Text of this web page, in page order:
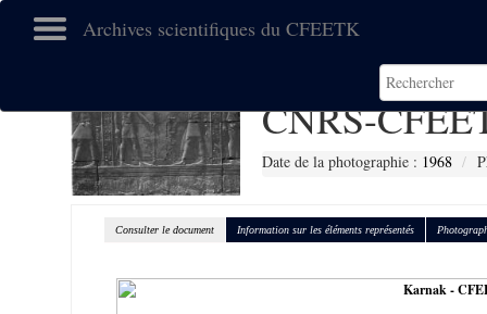
Archives scientifiques du CFEETK
CNRS-
Date de la photographie : 1968
Consulter le document Information sur les éléments représentés